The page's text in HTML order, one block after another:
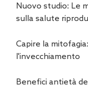
Nuovo studio: Le
sulla salute
Capire la
l'invecchiamento
Benefici antietà